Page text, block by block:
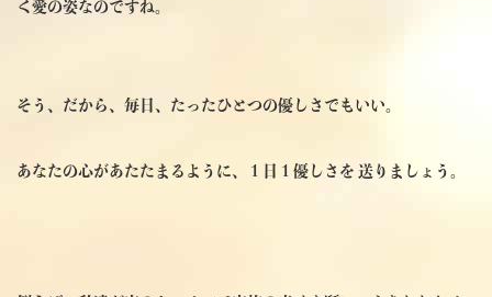
く愛の姿なのですね。
そう、だから、毎日、たったひとつの優しさでもいい。
あなたの心があたたまるように、１日１優しさを 送りましょう。